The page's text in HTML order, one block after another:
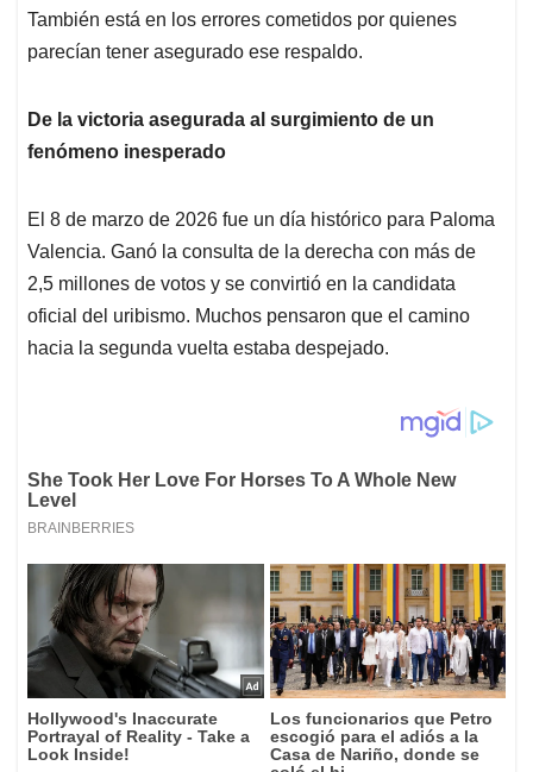
También está en los errores cometidos por quienes
parecían tener asegurado ese respaldo.
De la victoria asegurada al surgimiento de un
fenómeno inesperado
El 8 de marzo de 2026 fue un día histórico para Paloma
Valencia. Ganó la consulta de la derecha con más de
2,5 millones de votos y se convirtió en la candidata
oficial del uribismo. Muchos pensaron que el camino
hacia la segunda vuelta estaba despejado.